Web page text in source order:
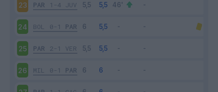
23 PAR 1-4 JUV
24 BOL 0-1 PAR
25 PAR 2-1 VER
26 MIL 0-1 PAR